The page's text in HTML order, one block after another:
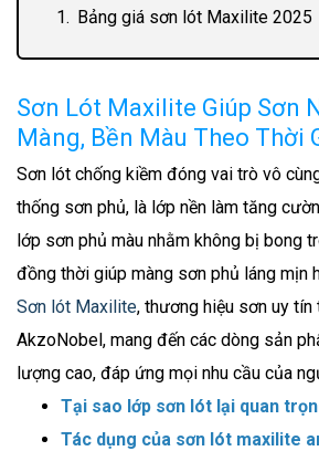
Bảng giá sơn lót Maxilite 2025
Sơn Lót Maxilite Giúp Sơn
Màng, Bền Màu Theo Thời
Sơn lót chống kiềm đóng vai trò vô
thống sơn phủ, là lớp nền làm tăng
lớp sơn phủ màu nhằm không bị bong
đồng thời giúp màng sơn phủ láng mịn
Sơn lót Maxilite, thương hiệu sơn uy
AkzoNobel, mang đến các dòng sản
lượng cao, đáp ứng mọi nhu cầu của
Tại sao lớp sơn lót lại quan
Tác dụng của sơn lót maxilite